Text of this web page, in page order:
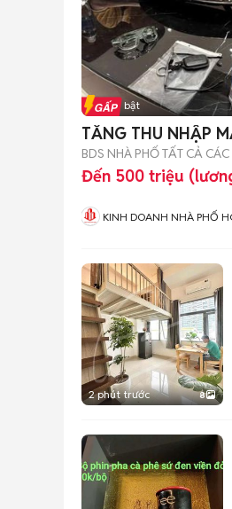
Tin nổi bật
TĂNG THU NHẬP
BDS NHÀ PHỐ TẤT CẢ
Đến 500 triệu
KINH DOANH NHÀ PHỐ
2 phút trước 8